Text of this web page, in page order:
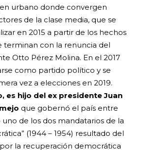
urbano donde convergen
de la clase media, que se
en 2015 a partir de los hechos
terminan con la renuncia del
Otto Pérez Molina. En el 2017
como partido político y se
vez a elecciones en 2019.
es hijo del ex presidente Juan
que gobernó el país entre
uno de los dos mandatarios de la
(1944 – 1954) resultado del
la recuperación democrática